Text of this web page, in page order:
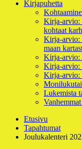
Kirjapuhetta
Kirja-arvio:
kohtaat
Kirja-arvio:
maan
Kirja-arvio:
Kirja-arvio:
Kirja-arvio:
Lukemista
Murupolku
Etusivu
Tapahtumat
Joulukalenteri